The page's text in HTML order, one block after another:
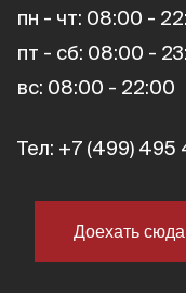
пн - чт: 08:00 -
пт - сб: 08:00 -
вс: 08:00 - 22:00
Тел: +7 (499) 495
Доехать сюда